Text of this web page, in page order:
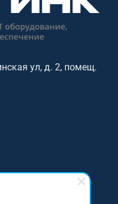
сотрудников. Софтинк
подобрать
под задачу,
Особенности: бренд
ул, д. 2, помещ.
данных